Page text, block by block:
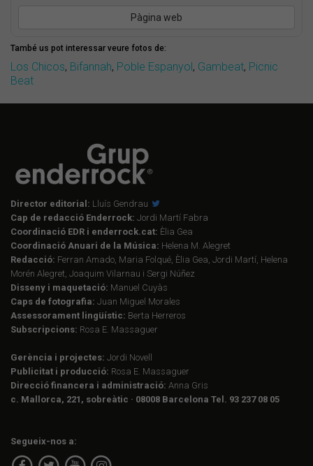
Pàgina web
També us pot interessar veure fotos de:
Los Chicos, Bifannah, Poble Espanyol , Gambeat, Picnic
Beat
Director editorial: Lluís Gendrau
Cap de redacció Enderrock: Jordi Martí Fabra
Coordinació EDR i enderrock.cat: Èlia Gea
Coordinació Anuari de la Música: Helena M. Alegret
Redacció: Ferran Amado, Maria Folqué, Èlia Gea, Jordi Martí, Helena
Morén Alegret, Joaquim Vilarnau i Sergi Núñez
Disseny i maquetació: Manuel Cuyàs
Caps de fotografia: Juan Miguel Morales
Assessorament lingüístic: Berta Herreros
Subscripcions: Rosa E. Massaguer
Gerència i projectes: Jordi Novell
Publicitat i producció: Rosa E. Massaguer
Direcció financera i administració: Anna Gris
c. Mallorca, 221, sobreàtic · 08008 Barcelona Tel. 93 237 08 05
Segueix-nos a: